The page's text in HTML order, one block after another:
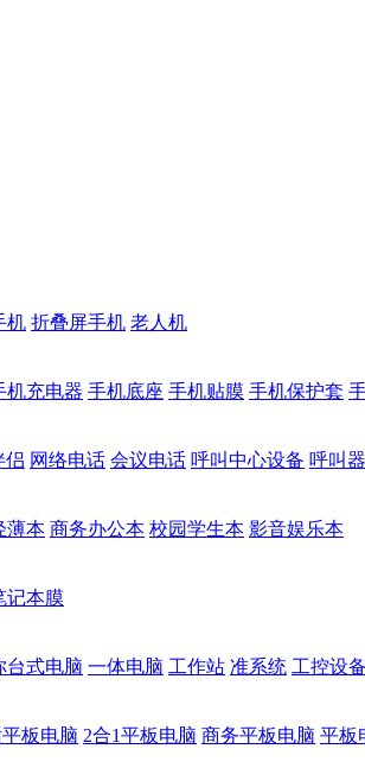
机 折叠屏手机 老人机
机充电器 手机底座 手机贴膜 手机保护套
侣 网络电话 会议电话 呼叫中心设备 呼叫器
薄本 商务办公本 校园学生本 影音娱乐本
记本膜
台式电脑 一体电脑 工作站 准系统 工控设备
板电脑 2合1平板电脑 商务平板电脑 平板